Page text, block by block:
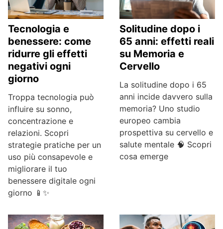
Tecnologia e
benessere: come
ridurre gli effetti
negativi ogni
giorno
Troppa tecnologia può
influire su sonno,
concentrazione e
relazioni. Scopri
strategie pratiche per un
uso più consapevole e
migliorare il tuo
benessere digitale ogni
giorno 📱✨
Solitudine dopo i
65 anni: effetti reali
su Memoria e
Cervello
La solitudine dopo i 65
anni incide davvero sulla
memoria? Uno studio
europeo cambia
prospettiva su cervello e
salute mentale 🧠 Scopri
cosa emerge